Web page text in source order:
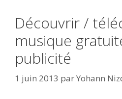
Découvrir /
musique
publicité
1 juin 2013 parYohann